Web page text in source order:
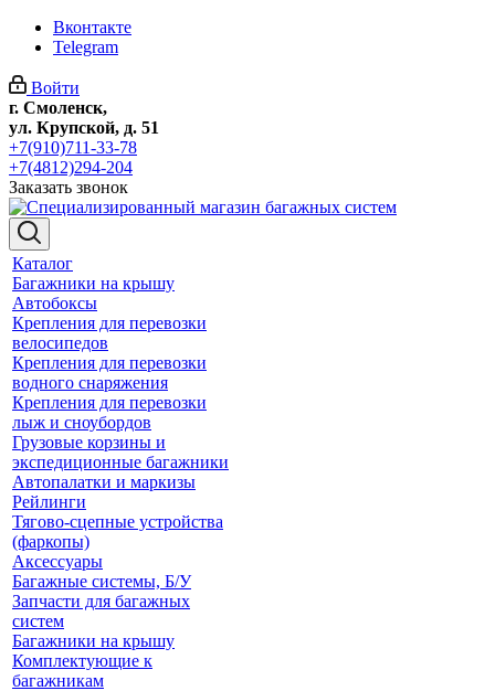
Вконтакте
Telegram
Войти
г. Смоленск,
ул. Крупской, д. 51
+7(910)711-33-78
+7(4812)294-204
Заказать звонок
Каталог
Багажники на крышу
Автобоксы
Крепления для перевозки
велосипедов
Крепления для перевозки
водного снаряжения
Крепления для перевозки
лыж и сноубордов
Грузовые корзины и
экспедиционные багажники
Автопалатки и маркизы
Рейлинги
Тягово-сцепные устройства
(фаркопы)
Аксессуары
Багажные системы, Б/У
Запчасти для багажных
систем
Багажники на крышу
Комплектующие к
багажникам